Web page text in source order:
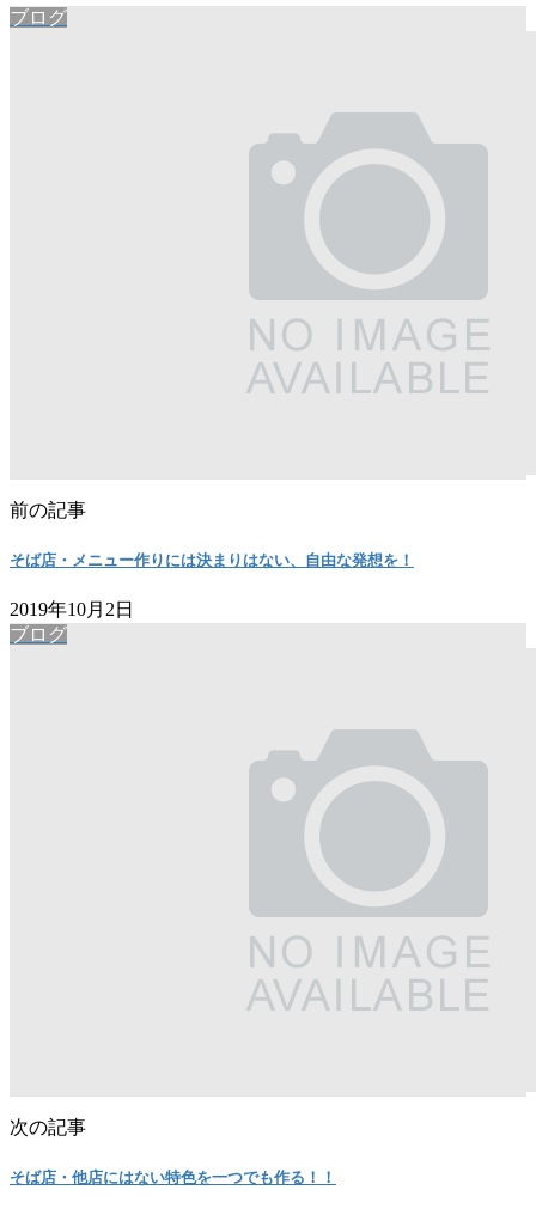
ブログ
前の記事
そば店・メニュー作りには決まりはない、自由な発想を！
2019年10月2日
ブログ
次の記事
そば店・他店にはない特色を一つでも作る！！